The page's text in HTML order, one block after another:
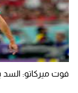
فوت ميركاتو: السد